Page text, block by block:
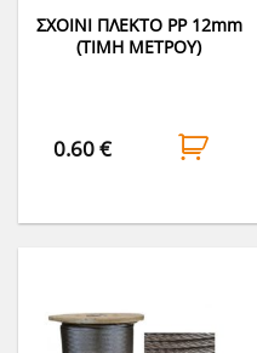
ΣΧΟΙΝΙ ΠΛΕΚΤΟ PP 12mm
(ΤΙΜΗ ΜΕΤΡΟΥ)
0.60€